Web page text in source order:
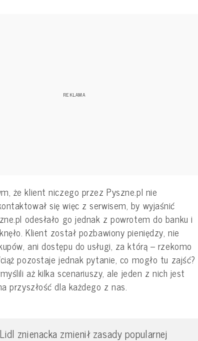
że klient niczego przez Pyszne.pl nie
się więc z serwisem, by wyjaśnić
odesłało go jednak z powrotem do banku i
Klient został pozbawiony pieniędzy, nie
ani dostępu do usługi, za którą – rzekomo
pozostaje jednak pytanie, co mogło tu zajść?
aż kilka scenariuszy, ale jeden z nich jest
przyszłość dla każdego z nas.
Lidl znienacka zmienił zasady popularnej